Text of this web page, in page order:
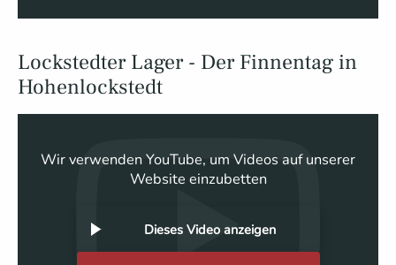
Lockstedter Lager - Der Finnentag in
Hohenlockstedt
Wir verwenden YouTube, um Videos auf unserer
Website einzubetten
Dieses Video anzeigen